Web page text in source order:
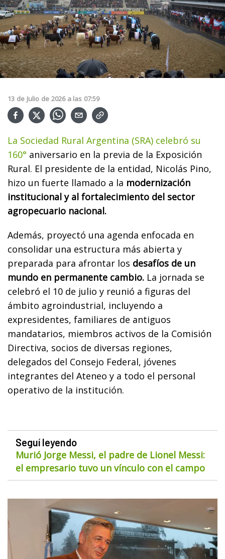
13 de Julio de 2026 a las 07:59
La Sociedad Rural Argentina (SRA) celebró su
160° aniversario en la previa de la Exposición
Rural. El presidente de la entidad, Nicolás Pino,
hizo un fuerte llamado a la modernización
institucional y al fortalecimiento del sector
agropecuario nacional.
Además, proyectó una agenda enfocada en
consolidar una estructura más abierta y
preparada para afrontar los desafíos de un
mundo en permanente cambio. La jornada se
celebró el 10 de julio y reunió a figuras del
ámbito agroindustrial, incluyendo a
expresidentes, familiares de antiguos
mandatarios, miembros activos de la Comisión
Directiva, socios de diversas regiones,
delegados del Consejo Federal, jóvenes
integrantes del Ateneo y a todo el personal
operativo de la institución.
Seguí leyendo
Murió Jorge Messi, el padre de Lionel Messi:
el empresario tuvo un vínculo con el campo